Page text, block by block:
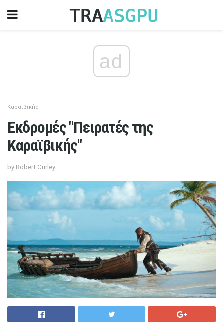
ad
Καραϊβικής
Εκδρομές "Πειρατές της
Καραϊβικής"
by Robert Curley